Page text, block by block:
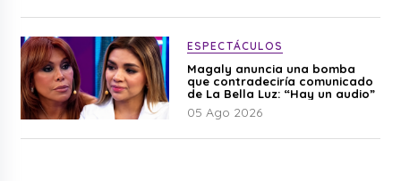
ESPECTÁCULOS
Magaly anuncia una bomba
que contradeciría comunicado
de La Bella Luz: “Hay un audio”
05 Ago 2026